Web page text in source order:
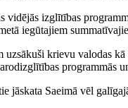
vidējās izglītības
iegūtajiem
krievu valodas
Saeimā vēl